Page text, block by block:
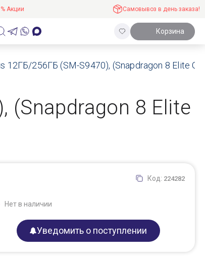
% Акции Самовывоз в день заказа!
Корзина
12ГБ/256ГБ (SM-S9470), (Snapdragon 8 Elite
(Snapdragon 8 Elite
Код: 224282
Нет в наличии
Уведомить о поступлении